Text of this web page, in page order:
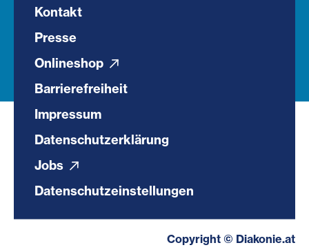
Kontakt
Presse
Onlineshop
Barrierefreiheit
Impressum
Datenschutzerklärung
Jobs
Datenschutzeinstellungen
Copyright © Diakonie.at